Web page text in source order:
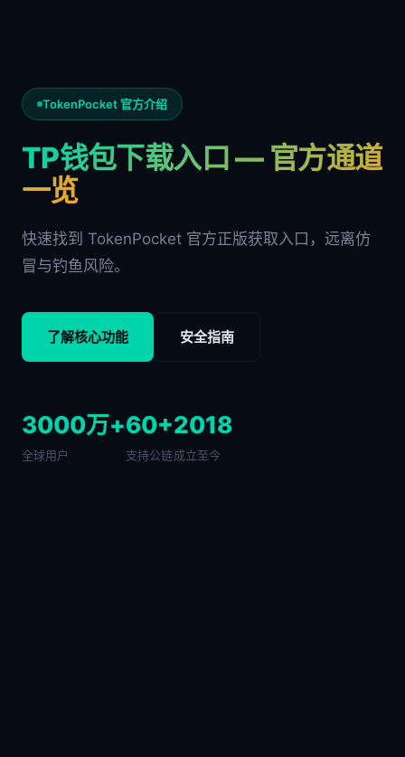
TokenPocket 官方介绍
TP钱包下载入口 — 官方通道
一览
快速找到 TokenPocket 官方正版获取入口，远离仿
冒与钓鱼风险。
了解核心功能 安全指南
3000万+
全球用户
60+
支持公链
2018
成立至今